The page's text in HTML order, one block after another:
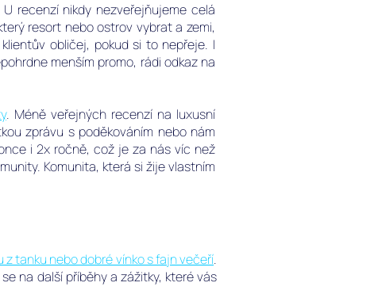
recenzí nikdy nezveřejňujeme celá
resort nebo ostrov vybrata zemi,
obličej, pokud si to nepřeje. I
menším promo, rádi odkaz na
. Méně veřejných recenzí na luxusní
zprávu s poděkováním nebo nám
i 2x ročně, což je za nás víc než
Komunita, která si žije vlastním
z tanku nebo dobré vínko s fajn večeří.
na další příběhy a zážitky, které vás